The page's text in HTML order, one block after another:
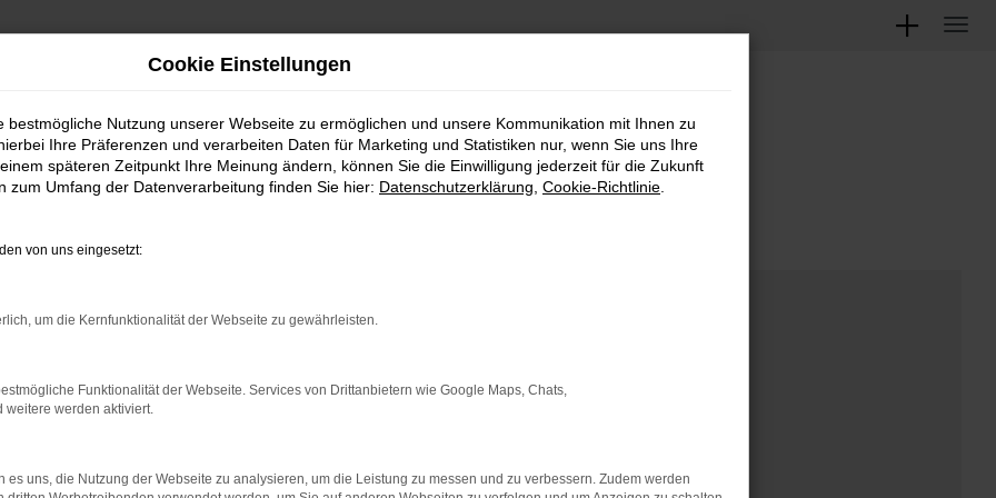
Cookie Einstellungen
bestmögliche Nutzung unserer Webseite zu ermöglichen und unsere Kommunikation mit Ihnen zu
Ihre Präferenzen und verarbeiten Daten für Marketing und Statistiken nur, wenn Sie uns Ihre
späteren Zeitpunkt Ihre Meinung ändern, können Sie die Einwilligung jederzeit für die Zukunft
zum Umfang der Datenverarbeitung finden Sie hier: Datenschutzerklärung Cookie-Richtlinie
von uns eingesetzt:
um die Kernfunktionalität der Webseite zu gewährleisten.
Funktionalität der Webseite. Services von Drittanbietern wie Google Maps, Chats,
weitere werden aktiviert.
es uns, die Nutzung der Webseite zu analysieren, um die Leistung zu messen und zu verbessern. Zudem werden